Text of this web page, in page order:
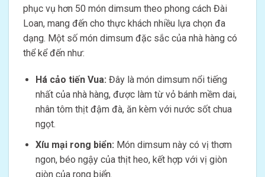
phục vụ hơn 50 món dimsum theo phong cách Đài
Loan, mang đến cho thực khách nhiều lựa chọn đa
dạng. Một số món dimsum đặc sắc của nhà hàng có
thể kể đến như:
Há cảo tiến Vua: Đây là món dimsum nổi tiếng
nhất của nhà hàng, được làm từ vỏ bánh mềm dai,
nhân tôm thịt đậm đà, ăn kèm với nước sốt chua
ngọt.
Xíu mại rong biển: Món dimsum này có vị thơm
ngon, béo ngậy của thịt heo, kết hợp với vị giòn
giòn của rong biển.